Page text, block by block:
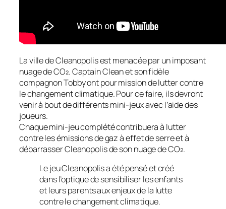
La ville de Cleanopolis est menacée par un imposant
nuage de CO₂. Captain Clean et son fidèle
compagnon Tobby ont pour mission de lutter contre
le changement climatique. Pour ce faire, ils devront
venir à bout de différents mini-jeux avec l’aide des
joueurs.
Chaque mini-jeu complété contribuera à lutter
contre les émissions de gaz à effet de serre et à
débarrasser Cleanopolis de son nuage de CO₂.
Le jeu Cleanopolis a été pensé et créé
dans l’optique de sensibiliser les enfants
et leurs parents aux enjeux de la lutte
contre le changement climatique.